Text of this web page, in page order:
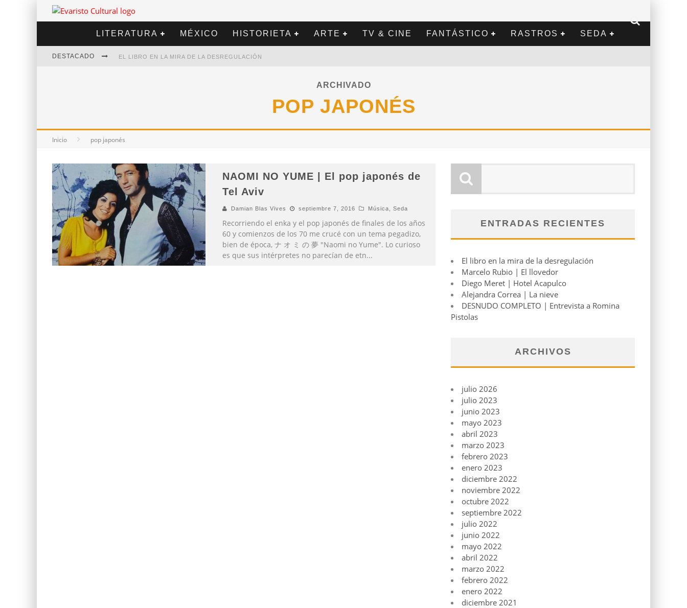
LITERATURA MÉXICO HISTORIETA ARTE TV & CINE FANTÁSTICO RASTROS SEDA
DESTACADO EL LIBRO EN LA MIRA DE LA DESREGULACIÓN
ARCHIVADO
POP JAPONÉS
Inicio pop japonés
NAOMI NO YUME | El pop japonés de
Tel Aviv
Damian Blas Vives septiembre 7, 2016 Música Seda
Recorriendo el enka y el pop japonés de finales de los años
60 y comienzos de los 70 me crucé con un tema pegadizo,
bien de época, ナ オ ミ の 夢 "Naomi no Yume". Lo curioso
es que sus intérpretes no parecían de etn...
ENTRADAS RECIENTES
El libro en la mira de la desregulación
Marcelo Rubio | El llovedor
Diego Meret | Hotel Acapulco
Alejandra Correa | La nieve
DESNUDO COMPLETO | Entrevista a Romina
Pistolas
ARCHIVOS
julio 2026
julio 2023
junio 2023
mayo 2023
abril 2023
marzo 2023
febrero 2023
enero 2023
diciembre 2022
noviembre 2022
octubre 2022
septiembre 2022
julio 2022
junio 2022
mayo 2022
abril 2022
marzo 2022
febrero 2022
enero 2022
diciembre 2021